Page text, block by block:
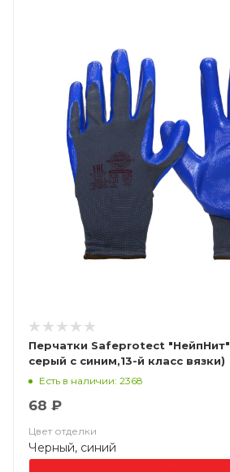
Перчатки Safeprotect "НейпНит" (нейлон+нитрил,
серый с синим,13-й класс вязки)
Есть в наличии: 2368
68 ₽
Цвет отделки
Черный, синий